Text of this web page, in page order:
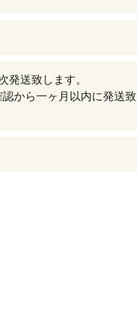
発送致します。
から一ヶ月以内に発送致